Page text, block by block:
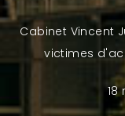
Cabinet Vincent
victimes
18